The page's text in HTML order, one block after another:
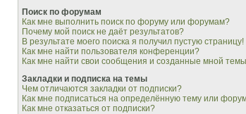
Поиск по форумам
Как мне выполнить поиск по форуму или форумам?
Почему мой поиск не даёт результатов?
В результате моего поиска я получил пустую страницу!
Как мне найти пользователя конференции?
Как мне найти свои сообщения и созданные мной
Закладки и подписка на темы
Чем отличаются закладки от подписки?
Как мне подписаться на определённую тему или
Как мне отказаться от подписки?